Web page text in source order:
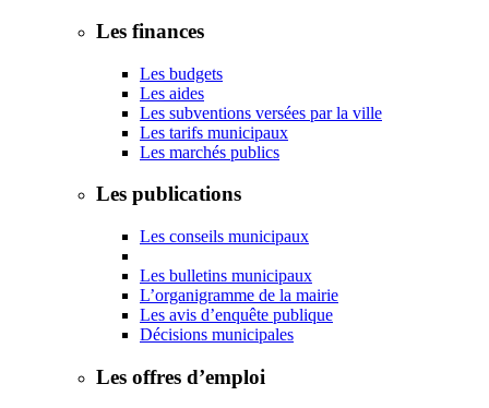
Les finances
Les budgets
Les aides
Les subventions versées par la ville
Les tarifs municipaux
Les marchés publics
Les publications
Les conseils municipaux
Les bulletins municipaux
L’organigramme de la mairie
Les avis d’enquête publique
Décisions municipales
Les offres d’emploi